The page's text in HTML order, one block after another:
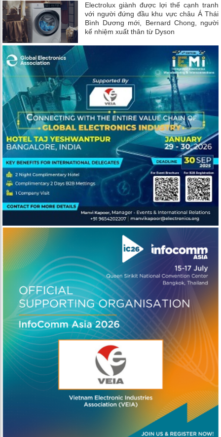
Electrolux giành được lợi thế cạnh tranh
với người đứng đầu khu vực châu Á Thái
Bình Dương mới, Bernard Chong, người
kế nhiệm xuất thân từ Dyson